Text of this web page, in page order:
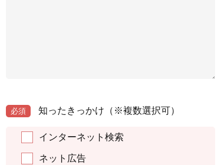
必須 知ったきっかけ （※複数選択可）
インターネット検索
ネット広告